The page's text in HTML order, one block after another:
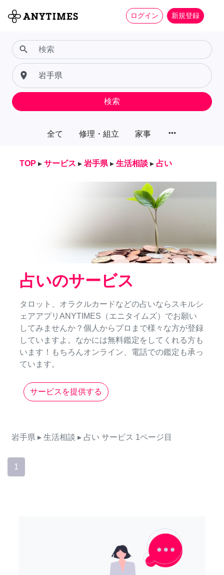
ログイン 新規登録
全て 修理・組立 家事 more_horiz
search
place
検索
TOP ▸ サービス ▸ 岩手県 ▸ 生活相談 ▸ 占い
占いのサービス
タロット、オラクルカードなどの占いならスキルシ
ェアアプリANYTIMES（エニタイムズ）でお願い
してみませんか？個人からプロまで様々な方が登録
していますよ。なかには無料鑑定をしてくれる方も
います！もちろんオンライン、電話での鑑定も承っ
ています。
サービスを提供する
岩手県 ▸ 生活相談 ▸ 占い サービス 1ページ目
1